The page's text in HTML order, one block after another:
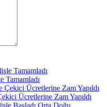
Tamamladı
Ücretlerine Zam Yapıldı